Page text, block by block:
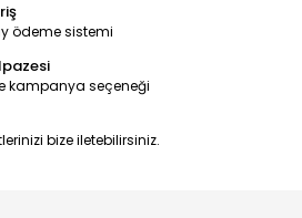
ödeme sistemi
kampanya seçeneği
bize iletebilirsiniz.